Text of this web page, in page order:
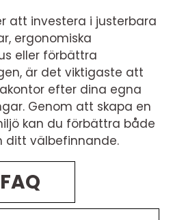
att investera i justerbara
ergonomiska
eller förbättra
är det viktigaste att
efter dina egna
Genom att skapa en
kan du förbättra både
ditt välbefinnande.
FAQ